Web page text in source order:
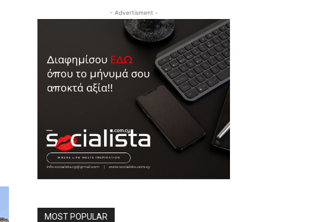
- Advertisment -
MOST POPULAR